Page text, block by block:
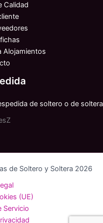
Calidad
Alojamientos
de soltero o de soltera
de Soltero y Soltera 2026
(UE)
Servicio